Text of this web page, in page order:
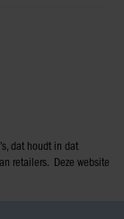
dat houdt in dat
retailers. Deze website